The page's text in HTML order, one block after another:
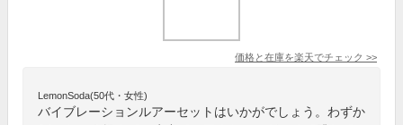
価格と在庫を楽天でチェック >>
LemonSoda(50代・女性)
バイブレーションルアーセットはいかがでしょう。わずか